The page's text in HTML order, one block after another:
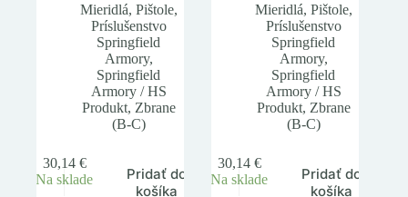
Mieridlá, Pištole,
Príslušenstvo
Springfield
Armory,
Springfield
Armory / HS
Produkt, Zbrane
(B-C)
30,14 €
Na sklade
Pridať do
košíka
Mieridlá, Pištole,
Príslušenstvo
Springfield
Armory,
Springfield
Armory / HS
Produkt, Zbrane
(B-C)
30,14 €
Na sklade
Pridať do
košíka